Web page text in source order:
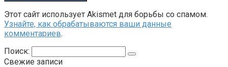
Этот сайт использует Akismet для борьбы со спамом.
Узнайте, как обрабатываются ваши данные
комментариев.
Поиск:
Свежие записи